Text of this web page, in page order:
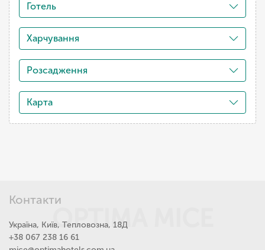
Готель
Харчування
Розсадження
Карта
OPTIMA MICE
Контакти
Україна, Київ, Тепловозна, 18Д
+38 067 238 16 61